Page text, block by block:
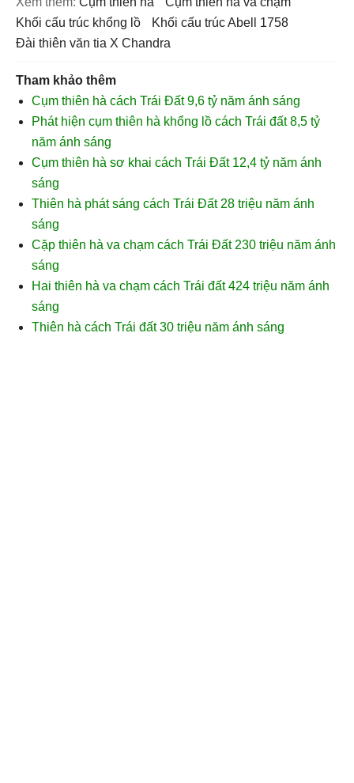
khối cấu trúc khổng lồ
khối cấu trúc Abell 1758
Đài thiên văn tia X Chandra
Tham khảo thêm
Cụm thiên hà cách Trái Đất 9,6 tỷ năm ánh sáng
Phát hiện cụm thiên hà khổng lồ cách Trái đất 8,5 tỷ
năm ánh sáng
Cụm thiên hà sơ khai cách Trái Đất 12,4 tỷ năm ánh
sáng
Thiên hà phát sáng cách Trái Đất 28 triệu năm ánh
sáng
Cặp thiên hà va chạm cách Trái Đất 230 triệu năm ánh
sáng
Hai thiên hà va chạm cách Trái đất 424 triệu năm ánh
sáng
Thiên hà cách Trái đất 30 triệu năm ánh sáng